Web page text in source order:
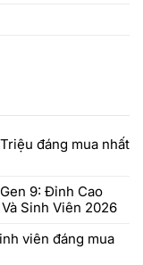
đáng mua nhất
9: Đỉnh Cao
Sinh Viên 2026
viên đáng mua